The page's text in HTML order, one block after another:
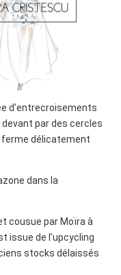
d’entrecroisements
par des cercles
ferme délicatement
dans la
cousue par Moïra à
issue de l’upcycling
stocks délaissés